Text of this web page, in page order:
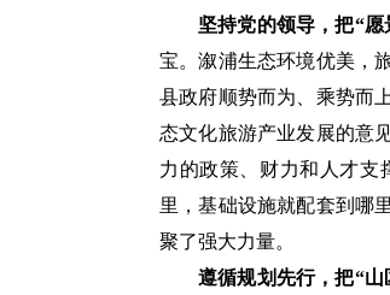
坚持党的领导，把“愿
宝。溆浦生态环境优美，
县政府顺势而为、乘势而
态文化旅游产业发展的意
力的政策、财力和人才支
里，基础设施就配套到哪
聚了强大力量。
遵循规划先行，把“山